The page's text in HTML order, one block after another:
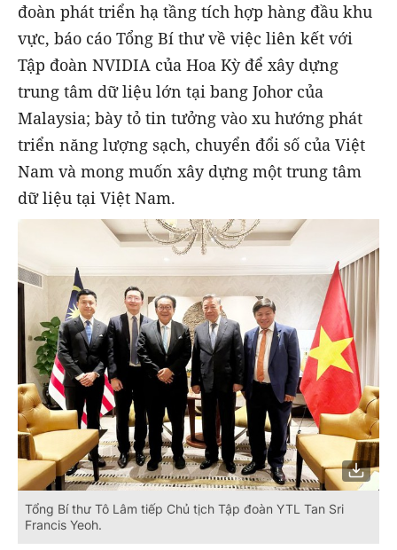
đoàn phát triển hạ tầng tích hợp hàng đầu khu
vực, báo cáo Tổng Bí thư về việc liên kết với
Tập đoàn NVIDIA của Hoa Kỳ để xây dựng
trung tâm dữ liệu lớn tại bang Johor của
Malaysia; bày tỏ tin tưởng vào xu hướng phát
triển năng lượng sạch, chuyển đổi số của Việt
Nam và mong muốn xây dựng một trung tâm
dữ liệu tại Việt Nam.
Tổng Bí thư Tô Lâm tiếp Chủ tịch Tập đoàn YTL Tan Sri
Francis Yeoh.